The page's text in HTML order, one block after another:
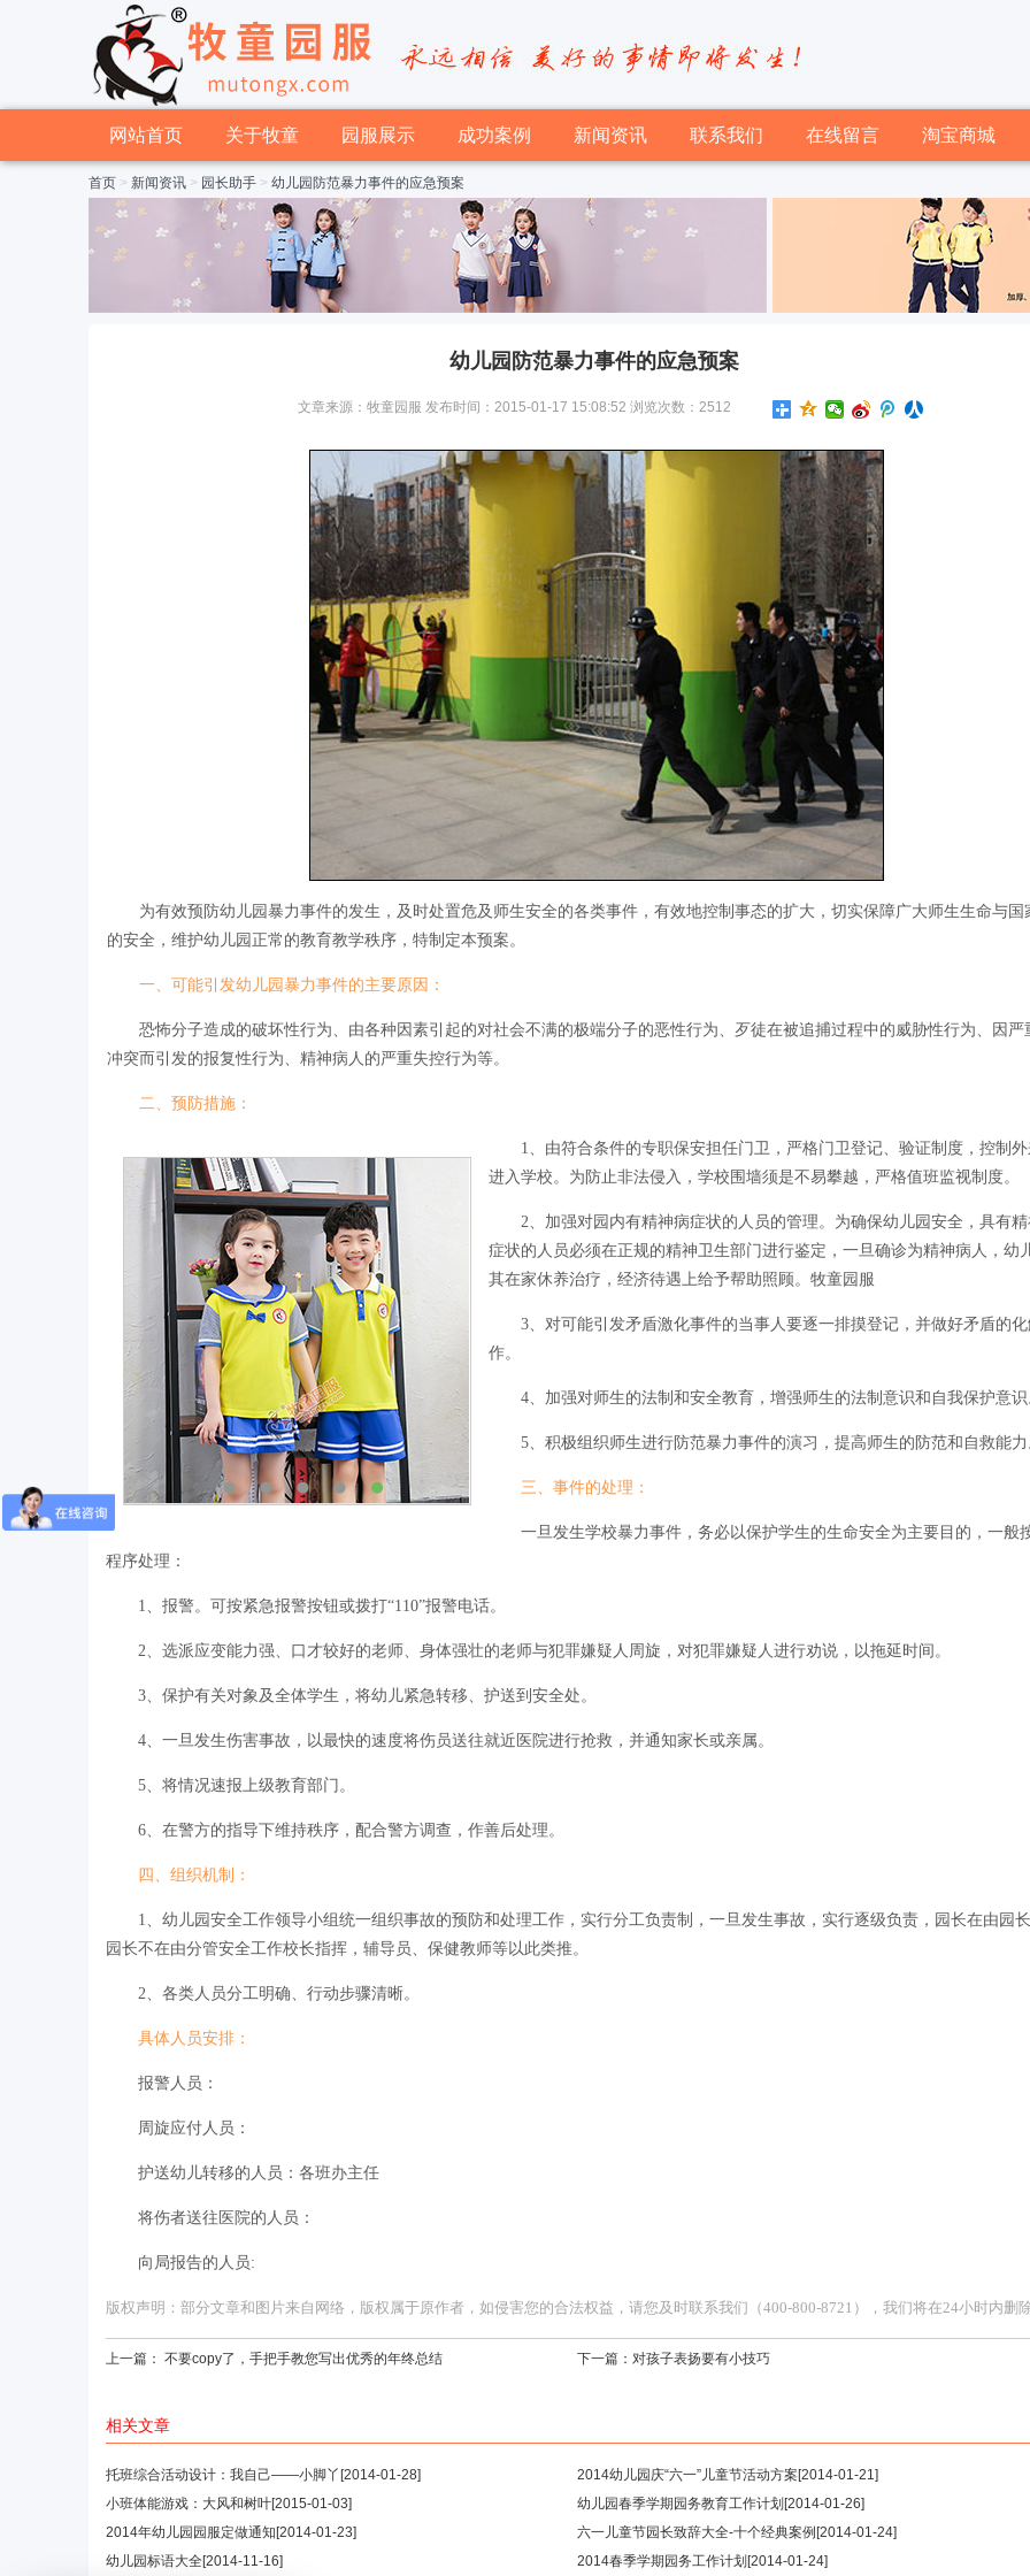
网站首页 关于牧童 园服展示 成功案例 新闻资讯 联系我们 在线留言 淘宝商城
首页 > 新闻资讯 > 园长助手 > 幼儿园防范暴力事件的应急预案
幼儿园防范暴力事件的应急预案
文章来源：牧童园服 发布时间：2015-01-17 15:08:52 浏览次数：2512
为有效预防幼儿园暴力事件的发生，及时处置危及师生安全的各类事件，有效地控制事态的扩大，切实保障广大师生生命与国
的安全，维护幼儿园正常的教育教学秩序，特制定本预案。
一、可能引发幼儿园暴力事件的主要原因：
恐怖分子造成的破坏性行为、由各种因素引起的对社会不满的极端分子的恶性行为、歹徒在被追捕过程中的威胁性行为、因严
冲突而引发的报复性行为、精神病人的严重失控行为等。
二、预防措施：
1、由符合条件的专职保安担任门卫，严格门卫登记、验证制度，控制外
进入学校。为防止非法侵入，学校围墙须是不易攀越，严格值班监视制度。
2、加强对园内有精神病症状的人员的管理。为确保幼儿园安全，具有精
症状的人员必须在正规的精神卫生部门进行鉴定，一旦确诊为精神病人，幼
其在家休养治疗，经济待遇上给予帮助照顾。牧童园服
3、对可能引发矛盾激化事件的当事人要逐一排摸登记，并做好矛盾的化
作。
4、加强对师生的法制和安全教育，增强师生的法制意识和自我保护意识
5、积极组织师生进行防范暴力事件的演习，提高师生的防范和自救能力
三、事件的处理：
一旦发生学校暴力事件，务必以保护学生的生命安全为主要目的，一般
程序处理：
1、报警。可按紧急报警按钮或拨打“110”报警电话。
2、选派应变能力强、口才较好的老师、身体强壮的老师与犯罪嫌疑人周旋，对犯罪嫌疑人进行劝说，以拖延时间。
3、保护有关对象及全体学生，将幼儿紧急转移、护送到安全处。
4、一旦发生伤害事故，以最快的速度将伤员送往就近医院进行抢救，并通知家长或亲属。
5、将情况速报上级教育部门。
6、在警方的指导下维持秩序，配合警方调查，作善后处理。
四、组织机制：
1、幼儿园安全工作领导小组统一组织事故的预防和处理工作，实行分工负责制，一旦发生事故，实行逐级负责，园长在由园
园长不在由分管安全工作校长指挥，辅导员、保健教师等以此类推。
2、各类人员分工明确、行动步骤清晰。
具体人员安排：
报警人员：
周旋应付人员：
护送幼儿转移的人员：各班办主任
将伤者送往医院的人员：
向局报告的人员:
版权声明：部分文章和图片来自网络，版权属于原作者，如侵害您的合法权益，请您及时联系我们（400-800-8721），我们将在24小时内删
上一篇： 不要copy了，手把手教您写出优秀的年终总结 下一篇： 对孩子表扬要有小技巧
相关文章
托班综合活动设计：我自己——小脚丫 [2014-01-28] 2014幼儿园庆“六一”儿童节活动方案 [2014-01-21]
小班体能游戏：大风和树叶[2015-01-03] 幼儿园春季学期园务教育工作计划 [2014-01-26]
2014年幼儿园园服定做通知 [2014-01-23] 六一儿童节园长致辞大全-十个经典案例 [2014-01-24]
幼儿园标语大全[2014-11-16] 2014春季学期园务工作计划 [2014-01-24]